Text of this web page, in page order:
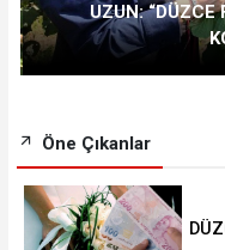
UZUN: “DÜZCE
Öne Çıkanlar